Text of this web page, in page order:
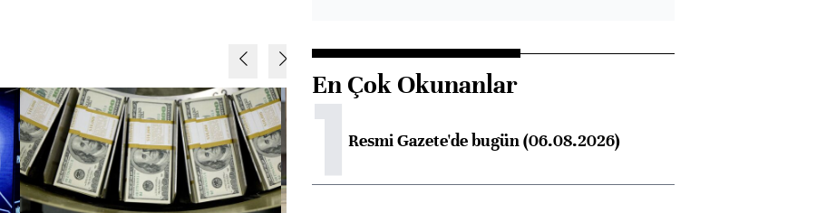
konusunda Unicredit ile
En Çok Okunanlar
1Resmi Gazete'de bugün (06.08.2026)